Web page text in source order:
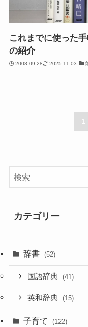
これまでに使った
の紹介
2008.09.28 2025.11.03
1
カテゴリー
辞書 (52)
国語辞典 (41)
英和辞典 (15)
子育て (122)